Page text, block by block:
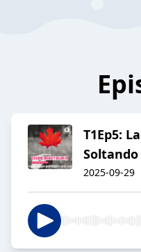
T1Ep5:
2025-09-29